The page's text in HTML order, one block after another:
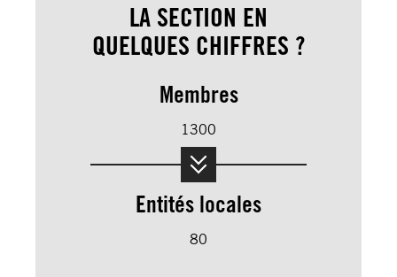
LA SECTION EN
QUELQUES CHIFFRES ?
Membres
1300
Entités locales
80